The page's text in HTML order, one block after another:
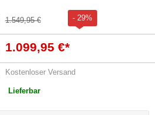
1.549,95 € - 29%
1.099,95 €*
Kostenloser Versand
Lieferbar